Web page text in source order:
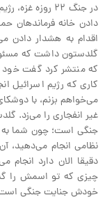
در جنگ ۲۲
دادن خانه فرماندهان
اقدام به هشدار دادن
گلدستون داشت که
که منتشر کرد گفت
کاری که رژیم اسرائیل
می‌خواهم بزنم، با
غیر انفجاری را می‌زد.
جنگی است؛ چون شما به
نظامی انجام می‌دهید،
دقیقا الان دارد
چیزی که تو اسمش را
خودش جنایت جنگی